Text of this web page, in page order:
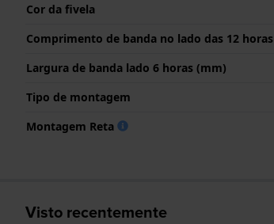
Cor da fivela
Comprimento de banda no lado das 12 horas
Largura de banda lado 6 horas (mm)
Tipo de montagem
Montagem Reta
Visto recentemente